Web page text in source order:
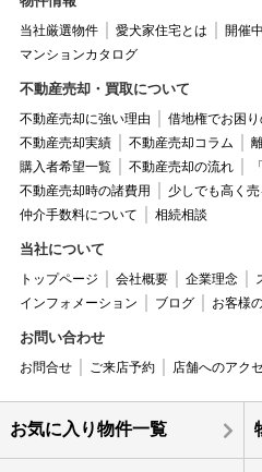
当社厳選物件 愛犬家住宅とは
開催
マンションカタログ
不動産売却・買取について
不動産売却に強い理由 借地権でお困
不動産売却実績
不動産売却コラム
購入者希望一覧
不動産売却の流れ
不動産売却時の諸費用
少しでも高く売
仲介手数料について
相続相談
当社について
トップページ 会社概要 企業理念
インフォメーション
ブログ お客様
お問い合わせ
お問合せ ご来店予約 店舗へのアク
お気に入り物件一覧